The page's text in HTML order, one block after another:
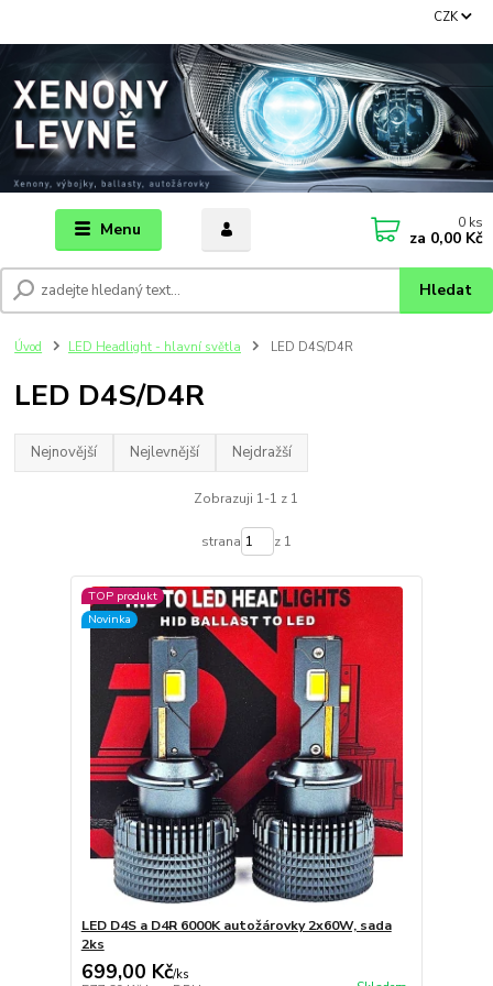
Menu
CZK
Hledat
0 ks
za 0,00 Kč
Úvod LED Headlight - hlavní světla LED D4S/D4R
LED D4S/D4R
Nejnovější Nejlevnější Nejdražší
Zobrazuji 1-1 z 1
strana z 1
TOP produkt
Novinka
LED D4S a D4R 6000K autožárovky 2x60W, sada
2ks
699,00 Kč/ks